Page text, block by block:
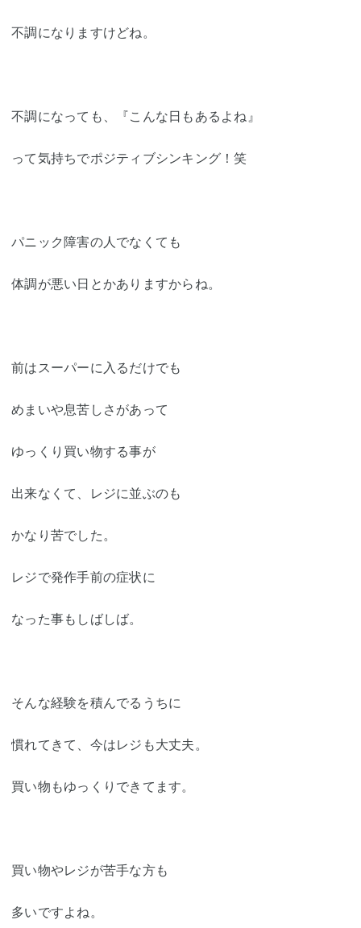
不調になりますけどね。
不調になっても、『こんな日もあるよね』
って気持ちでポジティブシンキング！笑
パニック障害の人でなくても
体調が悪い日とかありますからね。
前はスーパーに入るだけでも
めまいや息苦しさがあって
ゆっくり買い物する事が
出来なくて、レジに並ぶのも
かなり苦でした。
レジで発作手前の症状に
なった事もしばしば。
そんな経験を積んでるうちに
慣れてきて、今はレジも大丈夫。
買い物もゆっくりできてます。
買い物やレジが苦手な方も
多いですよね。